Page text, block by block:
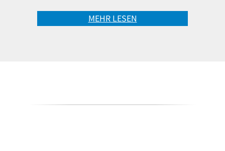
MEHR LESEN